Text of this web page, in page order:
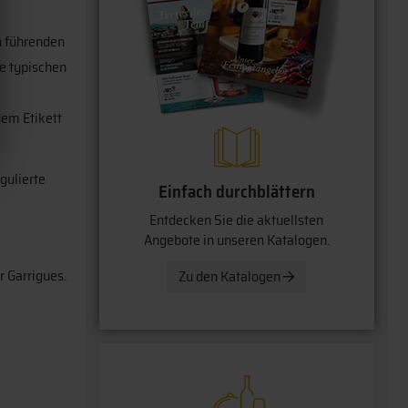
führenden
typischen
Etikett
Garrigues.
Einfach durchblättern
Entdecken Sie die aktuellsten
Angebote in unseren Katalogen.
Zu den Katalogen